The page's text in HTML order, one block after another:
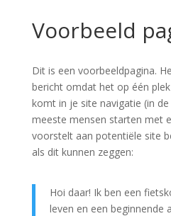
Voorbeeld
Dit is een voorbeeldpagina.
bericht omdat het op één
komt in je site navigatie (in de
meeste mensen starten met
voorstelt aan potentiële site
als dit kunnen zeggen:
Hoi daar! Ik ben een
leven en een beginnende